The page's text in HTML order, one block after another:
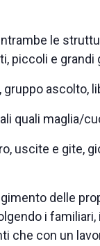
le
piccoli e
ascolto,
quali maglia/
uscite e gite,
delle
i
che con un